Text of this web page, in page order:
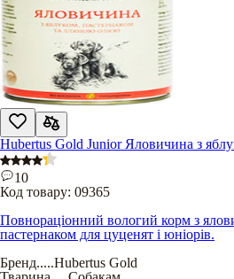
Hubertus Gold Junior Яловичина з
10
Код товару: 09365
Повнораціонний вологий корм з
пастернаком для цуценят і юніорів.
Бренд.....Hubertus Gold